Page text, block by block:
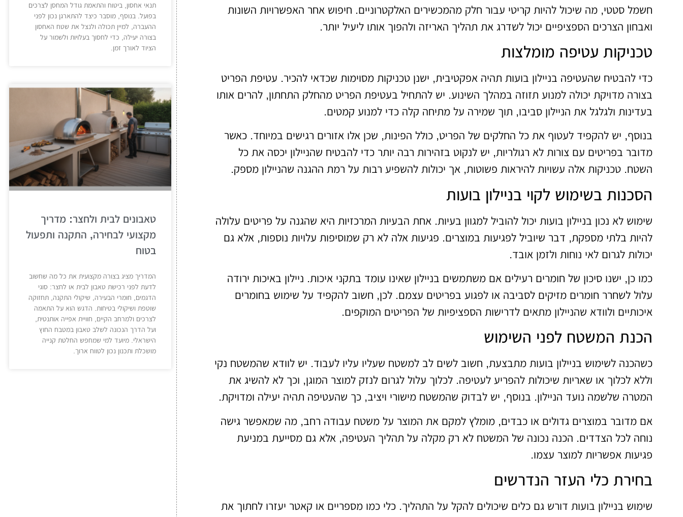
חשמל סטטי, מה שיכול להיות קריטי עבור חלק מהמכשירים האלקטרוניים. חיפוש אחר האפשרויות השונות
ואבחון הצרכים הספציפיים יכול לשדרג את תהליך האריזה ולהפוך אותו ליעיל יותר.
טכניקות עטיפה מומלצות
כדי להבטיח שהעטיפה בניילון בועות תהיה אפקטיבית, ישנן טכניקות מסוימות שכדאי להכיר. עטיפת הפריט
בצורה מדויקת יכולה למנוע תזוזה במהלך השינוע. יש להתחיל בעטיפת הפריט מהחלק התחתון, להרים אותו
בעדינות ולגלגל את הניילון סביבו, תוך שמירה על מתיחה קלה כדי למנוע קמטים.
בנוסף, יש להקפיד לעטוף את כל החלקים של הפריט, כולל הפינות, שכן אלו אזורים רגישים במיוחד. כאשר
מדובר בפריטים עם צורות לא רגולריות, יש לנקוט בזהירות רבה יותר כדי להבטיח שהניילון יכסה את כל
השטח. טכניקות אלה עשויות להיראות פשוטות, אך יכולות להשפיע רבות על רמת ההגנה שהניילון מספק.
הסכנות בשימוש לקוי בניילון בועות
שימוש לא נכון בניילון בועות יכול להוביל למגוון בעיות. אחת הבעיות המרכזיות היא שהגנה על פריטים עלולה
להיות בלתי מספקת, דבר שיוביל לפגיעות במוצרים. פגיעות אלה לא רק שמוסיפות עלויות נוספות, אלא גם
יכולות לגרום לאי נוחות ולזמן אובד.
כמו כן, ישנו סיכון של חומרים רעילים אם משתמשים בניילון שאינו עומד בתקני איכות. ניילון באיכות ירודה
עלול לשחרר חומרים מזיקים לסביבה או לפגוע בפריטים עצמם. לכן, חשוב להקפיד על שימוש בחומרים
איכותיים ולוודא שהניילון מתאים לדרישות הספציפיות של הפריטים המוקפים.
הכנת המשטח לפני השימוש
כשהכנה לשימוש בניילון בועות מתבצעת, חשוב לשים לב למשטח שעליו עליו לעבוד. יש לוודא שהמשטח נקי
וללא לכלוך או שאריות שיכולות להפריע לעטיפה. לכלוך עלול לגרום לנזק למוצר המוגן, וכך לא להשיג את
המטרה שלשמה נועד הניילון. בנוסף, יש לבדוק שהמשטח מישורי ויציב, כך שהעטיפה תהיה יעילה ומדויקת.
אם מדובר במוצרים גדולים או כבדים, מומלץ למקם את המוצר על משטח עבודה רחב, מה שמאפשר גישה
נוחה לכל הצדדים. הכנה נכונה של המשטח לא רק מקלה על תהליך העטיפה, אלא גם מסייעת במניעת
פגיעות אפשריות למוצר עצמו.
בחירת כלי העזר הנדרשים
שימוש בניילון בועות דורש גם כלים שיכולים להקל על התהליך. כלי כמו מספריים או קאטר יעזרו לחתוך את
תנאי אחסון, ביטוח והתאמת גודל המחסן לצרכים
בפועל. בנוסף, מוסבר כיצד להתארגן נכון לפני
ההעברה, למיין תכולה ולנצל את שטח האחסון
בצורה יעילה, כדי לחסוך בעלויות ולשמור על
הציוד לאורך זמן.
טאבונים לבית ולחצר: מדריך
מקצועי לבחירה, התקנה ותפעול
בטוח
המדריך מציג בצורה מקצועית את כל מה שחשוב
לדעת לפני רכישת טאבון לבית או לחצר: סוגי
הדגמים, חומרי הבעירה, שיקולי התקנה, תחזוקה
שוטפת ושיקולי בטיחות. הדגש הוא על התאמה
לצרכים ולמרחב הקיים, חוויית אפייה אותנטית,
ועל הדרך הנכונה לשלב טאבון במטבח החוץ
הישראלי. מיועד למי שמחפש החלטת קנייה
מושכלת ותכנון נכון לטווח ארוך.